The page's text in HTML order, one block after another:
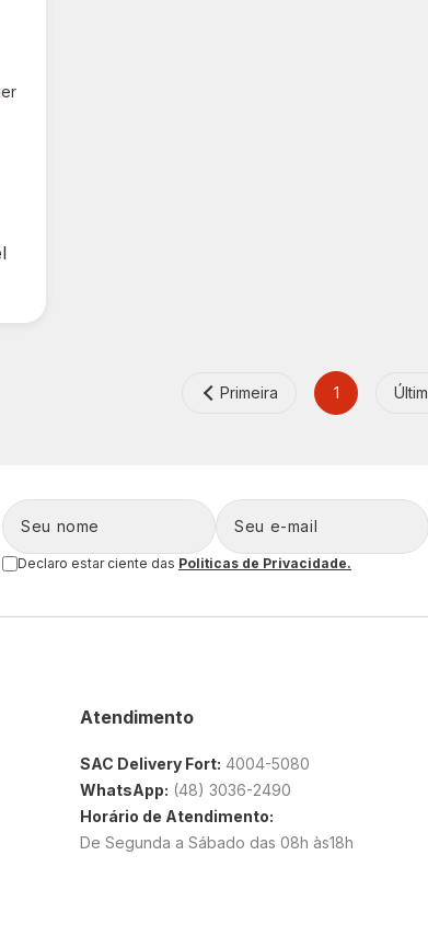
Primeira 1
Declaro estar ciente das Politicas de Privacidade.
Atendimento
SAC Delivery Fort: 4004-5080
WhatsApp: (48) 3036-2490
Horário de Atendimento:
De Segunda a Sábado das 08h às18h